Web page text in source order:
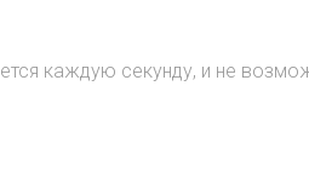
каждую секунду, и не